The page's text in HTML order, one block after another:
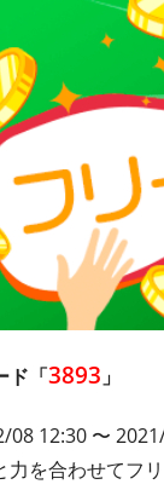
ド「3893 」
08 12:30 〜
力を合わせてフ